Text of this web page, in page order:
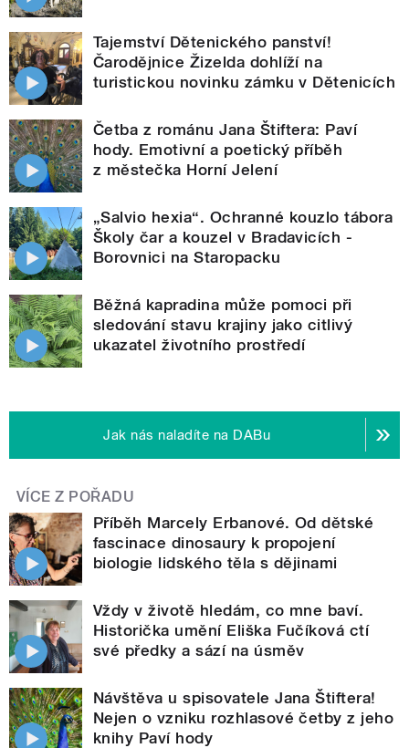
Tajemství Dětenického panství!
Čarodějnice Žizelda dohlíží na
turistickou novinku zámku v Dětenicích
Četba z románu Jana Štiftera: Paví
hody. Emotivní a poetický příběh
z městečka Horní Jelení
„Salvio hexia“. Ochranné kouzlo tábora
Školy čar a kouzel v Bradavicích -
Borovnici na Staropacku
Běžná kapradina může pomoci při
sledování stavu krajiny jako citlivý
ukazatel životního prostředí
Jak nás naladíte na DABu
VÍCE Z POŘADU
Příběh Marcely Erbanové. Od dětské
fascinace dinosaury k propojení
biologie lidského těla s dějinami
Vždy v životě hledám, co mne baví.
Historička umění Eliška Fučíková ctí
své předky a sází na úsměv
Návštěva u spisovatele Jana Štiftera!
Nejen o vzniku rozhlasové četby z jeho
knihy Paví hody